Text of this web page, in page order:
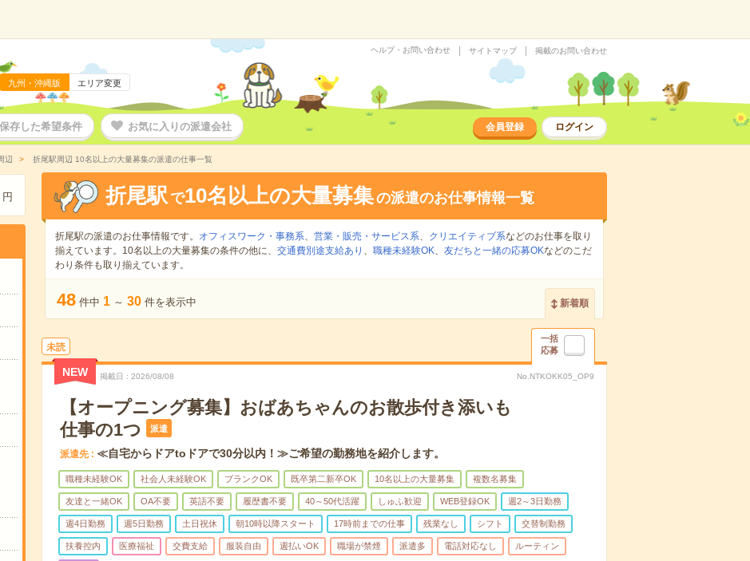
九州・沖縄版 エリア変更
ヘルプ・お問い合わせ サイトマップ 掲載のお問い合わせ
保存した希望条件 お気に入りの派遣会社 会員登録 ログイン
辺 折尾駅周辺 10名以上の大量募集の派遣の仕事一覧
円 折尾駅 で10名以上の大量募集の派遣のお仕事情報一覧
折尾駅の派遣のお仕事情報です。 オフィスワーク・事務系、 営業・販売・サービス系、 クリエイティブ系などのお仕事を取り
揃えています。10名以上の大量募集の条件の他に、 交通費別途支給あり 、 職種未経験OK、 友だちと一緒の応募OKなどのこだ
わり条件も取り揃えています。
48 件中 1 ～ 30 件を表示中 新着順
未読
一括
応募
NEW 掲載日 2026/08/08 No.NTKOKK05_OP9
【オープニング募集】おばあちゃんのお散歩付き添いも
仕事の1つ
派遣
派遣先 ≪自宅からドアtoドアで30分以内！≫ご希望の勤務地を紹介します。
職種未経験OK 社会人未経験OK ブランクOK 既卒第二新卒OK 10名以上の大量募集 複数名募集
友達と一緒OK OA不要 英語不要 履歴書不要 40～50代活躍 しゅふ歓迎 WEB登録OK 週2～3日勤務
週4日勤務 週5日勤務 土日祝休 朝10時以降スタート 17時前までの仕事 残業なし シフト 交替制勤務
扶養控内 医療福祉 交費支給 服装自由 週払いOK 職場が禁煙 派遣多 電話対応なし ルーティン